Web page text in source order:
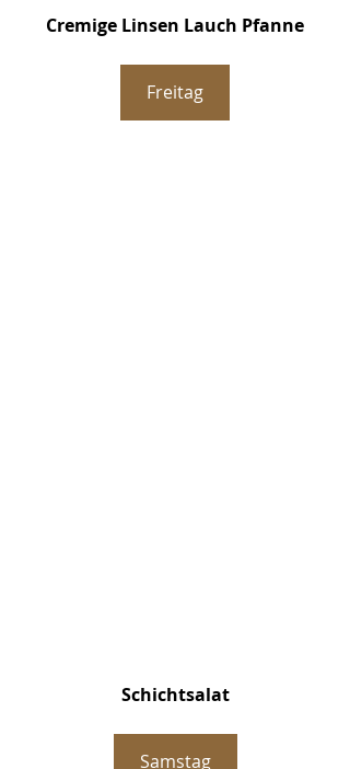
Cremige Linsen Lauch Pfanne
Freitag
Schichtsalat
Samstag